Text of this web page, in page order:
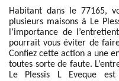
Habitant dans le 77165,
plusieurs maisons à Le
l’importance de
pourrait vous éviter de
Confiez cette action a une
toutes sorte de faute.
Le Plessis L Eveque